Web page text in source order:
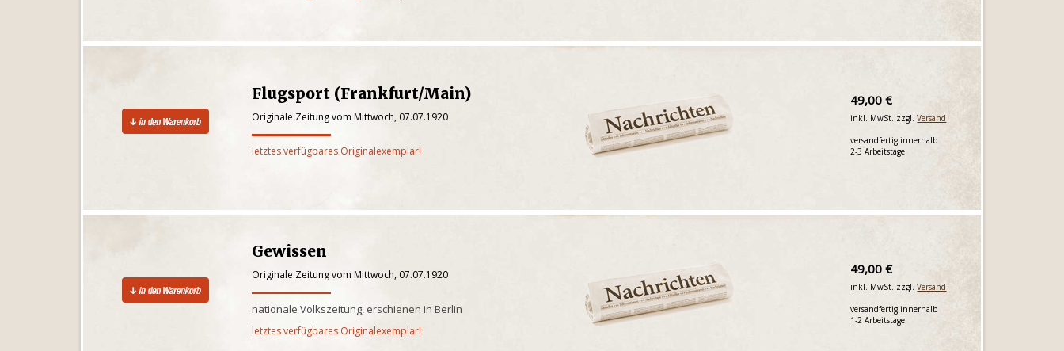
Flugsport (Frankfurt/Main)
Originale Zeitung vom Mittwoch, 07.07.1920
letztes verfügbares Originalexemplar!
49,00 €
inkl. MwSt. zzgl.Versand
versandfertig innerhalb
2-3 Arbeitstage
Gewissen
Originale Zeitung vom Mittwoch, 07.07.1920
nationale Volkszeitung, erschienen in Berlin
letztes verfügbares Originalexemplar!
49,00 €
inkl. MwSt. zzgl.Versand
versandfertig innerhalb
1-2 Arbeitstage